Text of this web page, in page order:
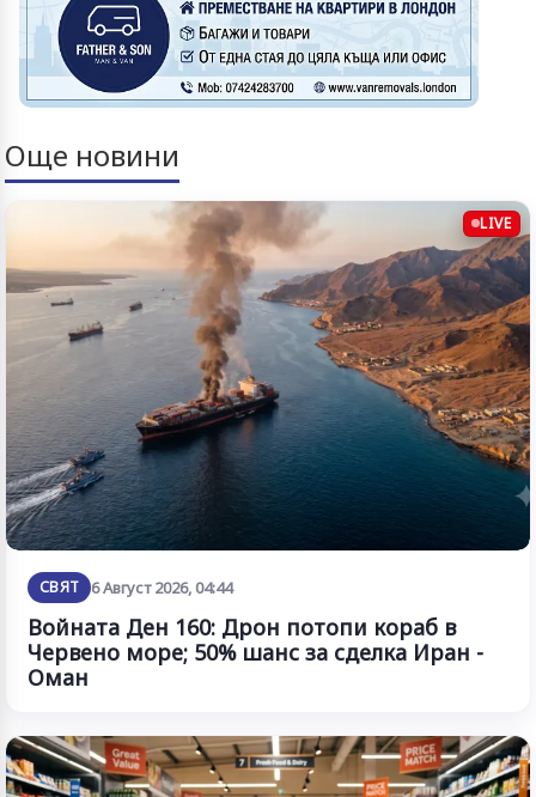
Още новини
LIVE
СВЯТ 6 Август 2026, 04:44
Войната Ден 160: Дрон потопи кораб в
Червено море; 50% шанс за сделка Иран -
Оман